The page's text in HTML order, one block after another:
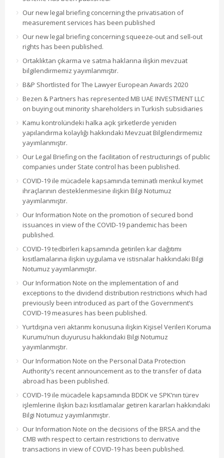
Our new legal briefing concerning the privatisation of
measurement services has been published
Our new legal briefing concerning squeeze-out and sell-out
rights has been published.
Ortaklıktan çıkarma ve satma haklarına ilişkin mevzuat
bilgilendirmemiz yayımlanmıştır.
B&P Shortlisted for The Lawyer European Awards 2020
Bezen & Partners has represented MB UAE INVESTMENT LLC
on buying out minority shareholders in Turkish subsidiaries
Kamu kontrolündeki halka açık şirketlerde yeniden
yapılandırma kolaylığı hakkındaki Mevzuat Bilgilendirmemiz
yayımlanmıştır.
Our Legal Briefing on the facilitation of restructurings of public
companies under State control has been published.
COVID-19 ile mücadele kapsamında teminatlı menkul kıymet
ihraçlarının desteklenmesine ilişkin Bilgi Notumuz
yayımlanmıştır.
Our Information Note on the promotion of secured bond
issuances in view of the COVID-19 pandemic has been
published.
COVID-19 tedbirleri kapsamında getirilen kar dağıtımı
kısıtlamalarına ilişkin uygulama ve istisnalar hakkındaki Bilgi
Notumuz yayımlanmıştır.
Our Information Note on the implementation of and
exceptions to the dividend distribution restrictions which had
previously been introduced as part of the Government’s
COVID-19 measures has been published.
Yurtdışına veri aktarımı konusuna ilişkin Kişisel Verileri Koruma
Kurumu’nun duyurusu hakkındaki Bilgi Notumuz
yayımlanmıştır.
Our Information Note on the Personal Data Protection
Authority’s recent announcement as to the transfer of data
abroad has been published.
COVID-19 ile mücadele kapsamında BDDK ve SPK’nın türev
işlemlerine ilişkin bazı kısıtlamalar getiren kararları hakkındaki
Bilgi Notumuz yayımlanmıştır.
Our Information Note on the decisions of the BRSA and the
CMB with respect to certain restrictions to derivative
transactions in view of COVID-19 has been published.